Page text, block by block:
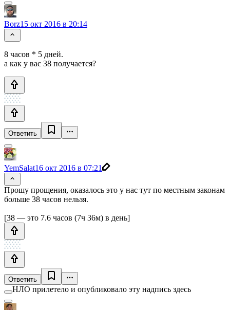
Borz15 окт 2016 в 20:14
8 часов * 5 дней.
а как у вас 38 получается?
Ответить
YemSalat16 окт 2016 в 07:21
Прошу прощения, оказалось это у нас тут по местным законам
больше 38 часов нельзя.
[38 — это 7.6 часов (7ч 36м) в день]
Ответить
НЛО прилетело и опубликовало эту надпись здесь